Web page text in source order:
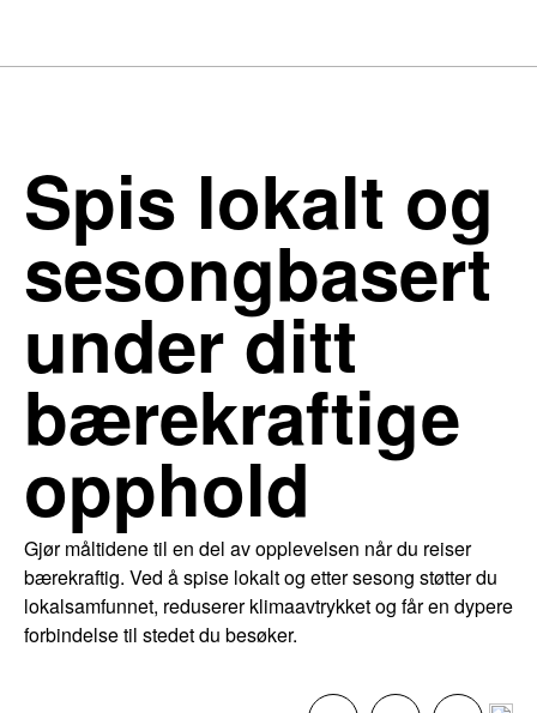
Spis lokalt og
sesongbasert
under ditt
bærekraftige
opphold
Gjør måltidene til en del av opplevelsen når du reiser
bærekraftig. Ved å spise lokalt og etter sesong støtter du
lokalsamfunnet, reduserer klimaavtrykket og får en dypere
forbindelse til stedet du besøker.